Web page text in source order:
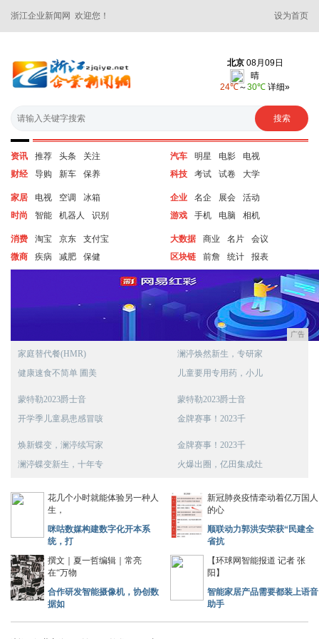
浙江企业新闻网 欢迎您！ 设为首页
资讯 推荐 头条
关注
财经
导购 新车 保养
汽车 明星 电影
电视
科技
考试 试卷 大学
家居 电视 空调
冰箱
时尚
智能 机器人 识别
企业 名企 展会
活动
游戏
手机 电脑 相机
消费 淘宝 京东
支付宝
微商
疾病 减肥 保健
大数据 商业 名片
会议
区块链
前詹 统计 报表
广告
家庭替代餐(HMR)
健康速食不简单 圃美
澜渟焕然新生，专研家
儿童要用专用药，小儿
蒙特勒2023爵士音
开学季儿童易患感冒咳
蒙特勒2023爵士音
金牌赛事！2023千
焕新蝶变，澜渟续写家
澜渟蝶变新生，十年专
金牌赛事！2023千
火爆出圈，亿田集成灶
花几个小时就能体验另一种人
生，
咪咕数媒构建数字化开本系
统，打
新冠肺炎疫情牵动着亿万国人
的心
顺联动力郭洪安荣获“民建全
省抗
撰文｜夏一哲编辑｜常亮
在“万物
合作研发智能摄像机，协创数
据如
【环球网智能报道 记者 张
阳】
智能家居产品需要都装上语音
助手